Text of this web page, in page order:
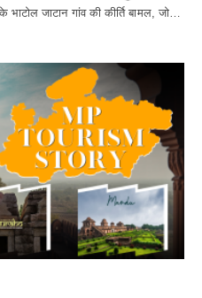
भाटोल जाटान गांव की कीर्ति बामल, जो…